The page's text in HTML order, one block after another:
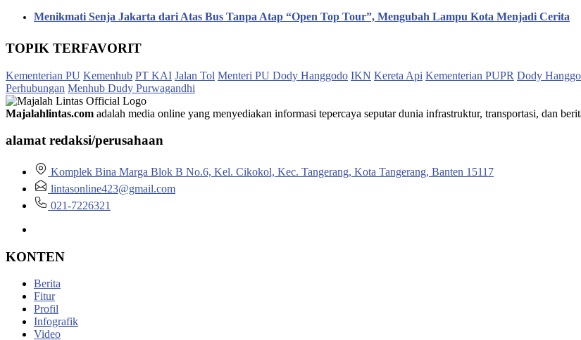
Menikmati Senja Jakarta dari Atas Bus Tanpa Atap “Open Top Tour”, Mengubah Lampu Kota Menjadi Cerita
TOPIK TERFAVORIT
Kementerian PU Kemenhub PT KAI Jalan Tol Menteri PU Dody Hanggodo IKN Kereta Api Kementerian PUPR Dody
Perhubungan Menhub Dudy Purwagandhi
Majalahlintas.com adalah media online yang menyediakan informasi tepercaya seputar dunia infrastruktur, transportasi, dan
alamat redaksi/perusahaan
Komplek Bina Marga Blok B No.6, Kel. Cikokol, Kec. Tangerang, Kota Tangerang, Banten 15117
lintasonline423@gmail.com
021-7226321
KONTEN
Berita
Fitur
Profil
Infografik
Video